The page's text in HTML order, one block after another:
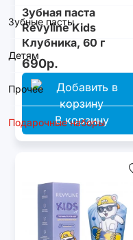
Зубные пасты
Детям
Прочее
Подарочные наборы
Зубная паста
Revyline Kids
Клубника, 60 г
690р.
В корзину